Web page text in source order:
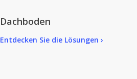
Dachboden
Entdecken Sie die Lösungen ›